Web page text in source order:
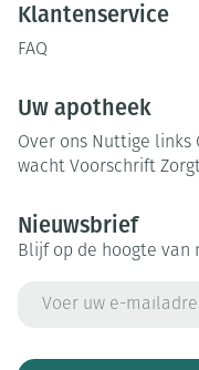
Klantenservice
FAQ
Uw apotheek
Over ons Nuttige links
wacht Voorschrift
Nieuwsbrief
Blijf op de hoogte van